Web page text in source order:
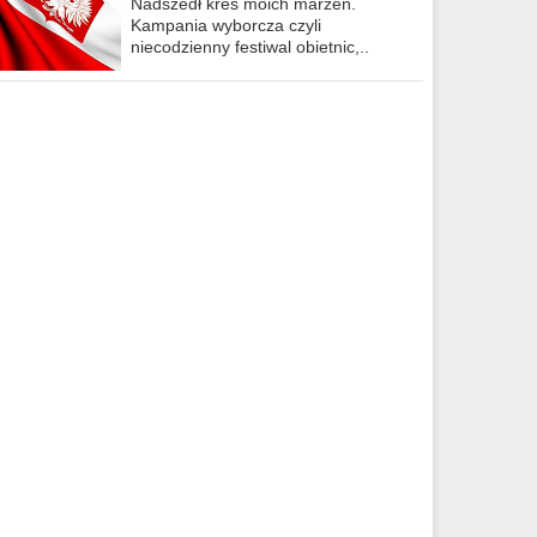
Kampania wyborcza czyli
niecodzienny festiwal obietnic,..